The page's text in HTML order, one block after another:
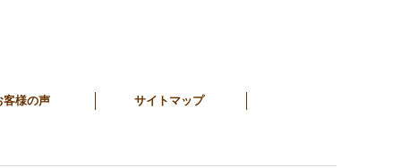
客様の声 サイトマップ